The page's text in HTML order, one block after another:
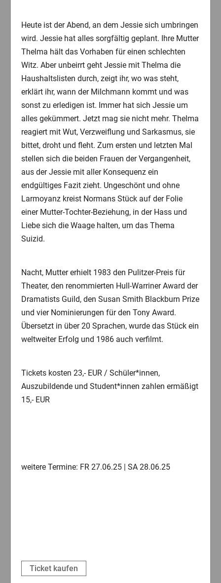
Heute ist der Abend, an dem Jessie sich umbringen
wird. Jessie hat alles sorgfältig geplant. Ihre Mutter
Thelma hält das Vorhaben für einen schlechten
Witz. Aber unbeirrt geht Jessie mit Thelma die
Haushaltslisten durch, zeigt ihr, wo was steht,
erklärt ihr, wann der Milchmann kommt und was
sonst zu erledigen ist. Immer hat sich Jessie um
alles gekümmert. Jetzt mag sie nicht mehr. Thelma
reagiert mit Wut, Verzweiflung und Sarkasmus, sie
bittet, droht und fleht. Zum ersten und letzten Mal
stellen sich die beiden Frauen der Vergangenheit,
aus der Jessie mit aller Konsequenz ein
endgültiges Fazit zieht. Ungeschönt und ohne
Larmoyanz kreist Normans Stück auf der Folie
einer Mutter-Tochter-Beziehung, in der Hass und
Liebe sich die Waage halten, um das Thema
Suizid.
Nacht, Mutter erhielt 1983 den Pulitzer-Preis für
Theater, den renommierten Hull-Warriner Award der
Dramatists Guild, den Susan Smith Blackburn Prize
und vier Nominierungen für den Tony Award.
Übersetzt in über 20 Sprachen, wurde das Stück ein
weltweiter Erfolg und 1986 auch verfilmt.
Tickets kosten 23,- EUR / Schüler*innen,
Auszubildende und Student*innen zahlen ermäßigt
15,- EUR
weitere Termine: FR 27.06.25 | SA 28.06.25
Ticket kaufen